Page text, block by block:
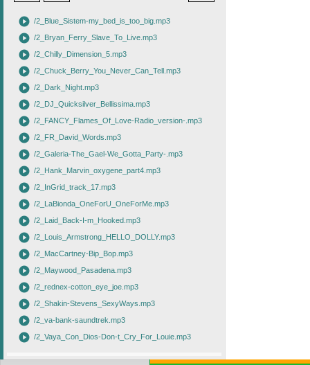
play_circle /2_Blue_Sistem-my_bed_is_too_big.mp3
play_circle /2_Bryan_Ferry_Slave_To_Live.mp3
play_circle /2_Chilly_Dimension_5.mp3
play_circle /2_Chuck_Berry_You_Never_Can_Tell.mp3
play_circle /2_Dark_Night.mp3
play_circle /2_DJ_Quicksilver_Bellissima.mp3
play_circle /2_FANCY_Flames_Of_Love-Radio_version-.mp3
play_circle /2_FR_David_Words.mp3
play_circle /2_Galeria-The_Gael-We_Gotta_Party-.mp3
play_circle /2_Hank_Marvin_oxygene_part4.mp3
play_circle /2_InGrid_track_17.mp3
play_circle /2_LaBionda_OneForU_OneForMe.mp3
play_circle /2_Laid_Back-I-m_Hooked.mp3
play_circle /2_Louis_Armstrong_HELLO_DOLLY.mp3
play_circle /2_MacCartney-Bip_Bop.mp3
play_circle /2_Maywood_Pasadena.mp3
play_circle /2_rednex-cotton_eye_joe.mp3
play_circle /2_Shakin-Stevens_SexyWays.mp3
play_circle /2_va-bank-saundtrek.mp3
play_circle /2_Vaya_Con_Dios-Don-t_Cry_For_Louie.mp3